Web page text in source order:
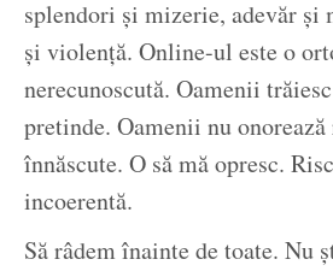
splendori și mizerie, adevăr și
și violență. Online-ul este o
nerecunoscută. Oamenii
pretinde. Oamenii nu onorează
înnăscute. O să mă opresc.
incoerentă.
Să râdem înainte de toate. Nu